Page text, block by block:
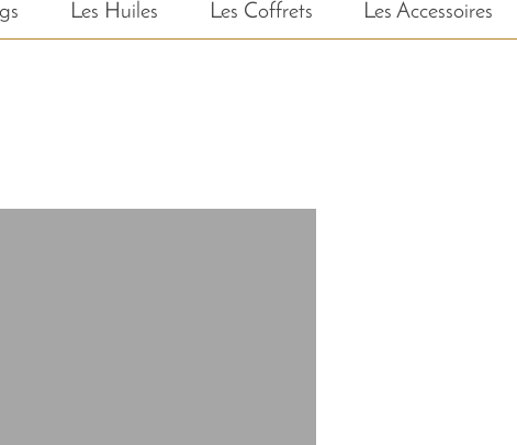
Les Huiles Les Coffrets Les Accessoires